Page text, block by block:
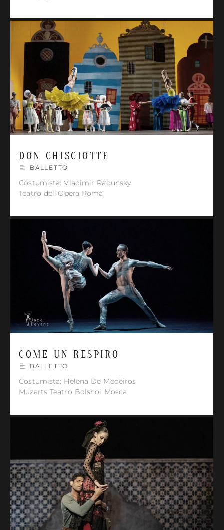
DON CHISCIOTTE
BALLETTO
Costumista: Vladimir Radunsky
Teatro dell'Opera Roma
COME UN RESPIRO
BALLETTO
Costumista: Helena De Medeiros
Muzarts Teatro Bolshoi Mosca